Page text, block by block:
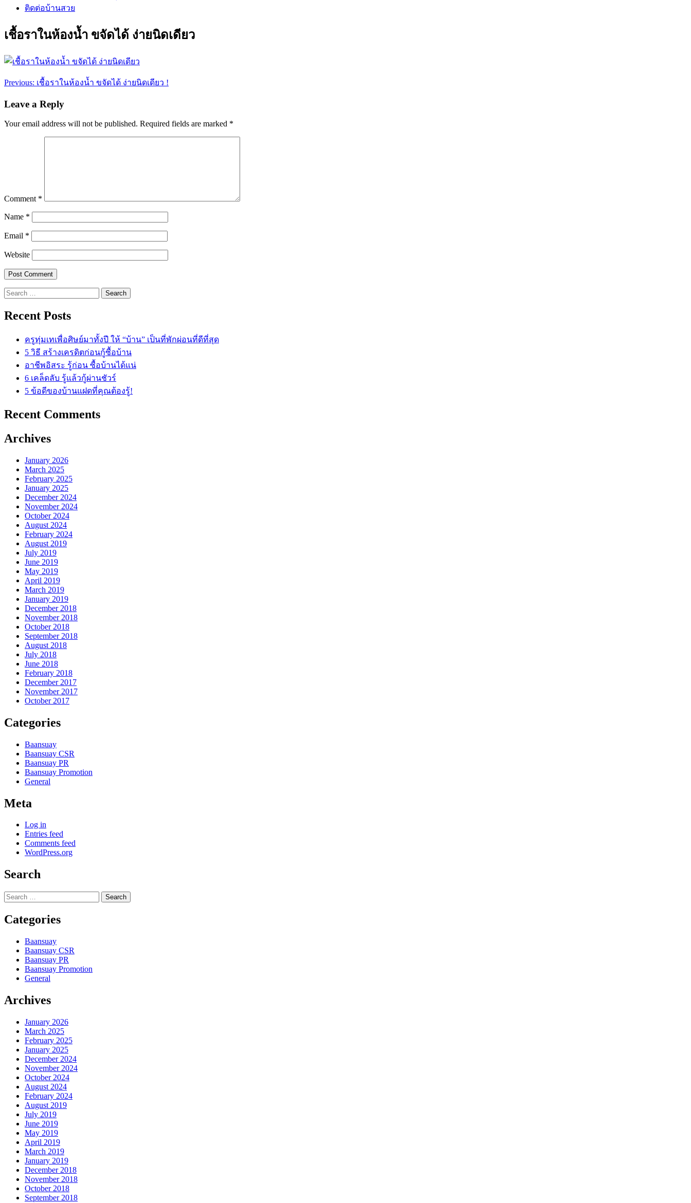
ติดต่อบ้านสวย
เชื้อราในห้องน้ำ ขจัดได้ ง่ายนิดเดียว
Post
Previous: เชื้อราในห้องน้ำ ขจัดได้ ง่ายนิดเดียว !
Leave a Reply
Your email address will not be published. Required fields are marked *
Comment *
Name *
Email *
Website
Search
for:
Recent Posts
ครูทุ่มเทเพื่อศิษย์มาทั้งปี ให้ “บ้าน” เป็นที่พักผ่อนที่ดีที่สุด
5 วิธี สร้างเครดิตก่อนกู้ซื้อบ้าน
อาชีพอิสระ รู้ก่อน ซื้อบ้านได้แน่
6 เคล็ดลับ รู้แล้วกู้ผ่านชัวร์
5 ข้อดีของบ้านแฝดที่คุณต้องรู้!
Recent Comments
Archives
January 2026
March 2025
February 2025
January 2025
December 2024
November 2024
October 2024
August 2024
February 2024
August 2019
July 2019
June 2019
May 2019
April 2019
March 2019
January 2019
December 2018
November 2018
October 2018
September 2018
August 2018
July 2018
June 2018
February 2018
December 2017
November 2017
October 2017
Categories
Baansuay
Baansuay CSR
Baansuay PR
Baansuay Promotion
General
Meta
Log in
Entries feed
Comments feed
WordPress.org
Search
Search
for:
Categories
Baansuay
Baansuay CSR
Baansuay PR
Baansuay Promotion
General
Archives
January 2026
March 2025
February 2025
January 2025
December 2024
November 2024
October 2024
August 2024
February 2024
August 2019
July 2019
June 2019
May 2019
April 2019
March 2019
January 2019
December 2018
November 2018
October 2018
September 2018